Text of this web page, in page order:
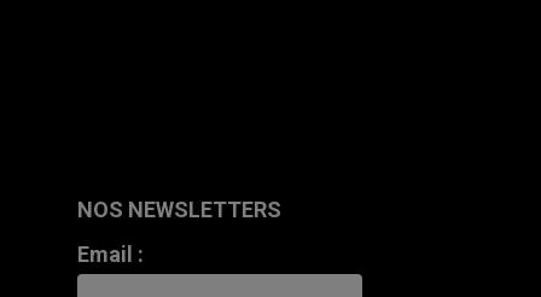
NOS NEWSLETTERS
Email :